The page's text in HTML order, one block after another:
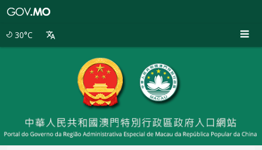
30°C